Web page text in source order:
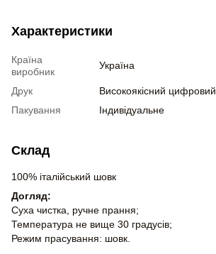
Характеристики
Країна
виробник
Україна
Друк
Високоякісний цифровий
Пакування
Індивідуальне
Склад
100% італійський шовк
Догляд:
Суха чистка, ручне прання;
Температура не вище 30 градусів;
Режим прасування: шовк.